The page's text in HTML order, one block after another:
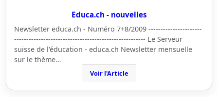
Educa.ch - nouvelles
Newsletter educa.ch - Numéro 7+8/2009 ----------------------
------------------------------------------------------ Le Serveur
suisse de l'éducation - educa.ch Newsletter mensuelle
sur le thème…
Voir l'Article